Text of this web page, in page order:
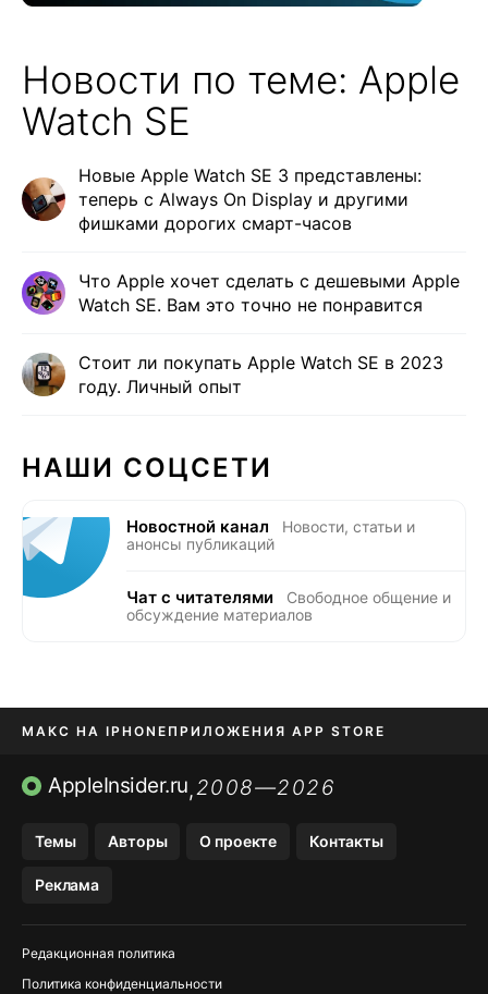
Новости по теме: Apple
Watch SE
Новые Apple Watch SE 3 представлены:
теперь с Always On Display и другими
фишками дорогих смарт-часов
Что Apple хочет сделать с дешевыми Apple
Watch SE. Вам это точно не понравится
Стоит ли покупать Apple Watch SE в 2023
году. Личный опыт
НАШИ СОЦСЕТИ
Новостной канал
Новости, статьи и
анонсы публикаций
Чат с читателями
Свободное общение и
обсуждение материалов
МАКС НА IPHONE ПРИЛОЖЕНИЯ APP STORE
TIKTOK НА IPHONEПРИЛОЖЕНИЯ БЕЗ APP STORE
AppleInsider.ru,2008—2026
Темы Авторы О проекте Контакты
Реклама
Редакционная политика
Политика конфиденциальности